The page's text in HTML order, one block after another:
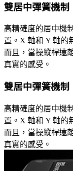
雙居中彈簧機制
高精確度的居中機
置。X 軸和 Y 軸的
而且，當操縱桿遠
真實的感受。
雙居中彈簧機制
高精確度的居中機
置。X 軸和 Y 軸的
而且，當操縱桿遠
真實的感受。